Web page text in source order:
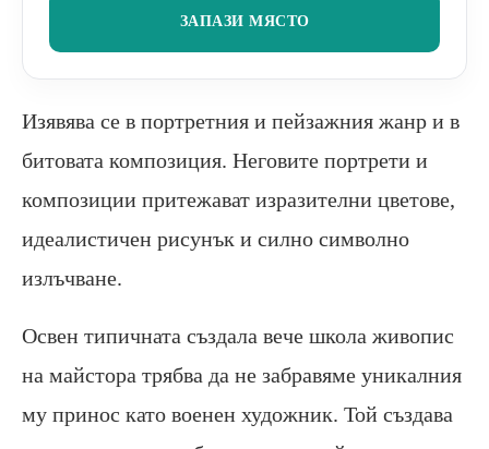
ЗАПАЗИ МЯСТО
Изявява се в портретния и пейзажния жанр и в
битовата композиция. Неговите портрети и
композиции притежават изразителни цветове,
идеалистичен рисунък и силно символно
излъчване.
Освен типичната създала вече школа живопис
на майстора трябва да не забравяме уникалния
му принос като военен художник. Той създава